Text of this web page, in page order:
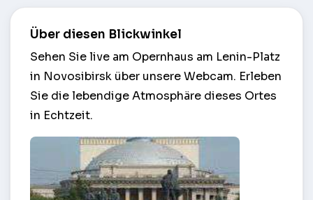
Über diesen Blickwinkel
Sehen Sie live am Opernhaus am Lenin-Platz
in Novosibirsk über unsere Webcam. Erleben
Sie die lebendige Atmosphäre dieses Ortes
in Echtzeit.